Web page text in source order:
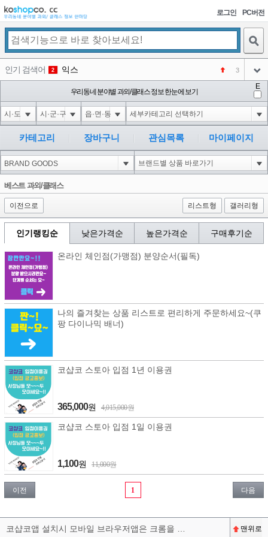
로그인 PC버전
인기 검색어 2 익스 3
미끄럼방지
아이콘
4 대성설렁탕
아이콘
5
아이콘
1
6 강남면옥
아이콘
NEW
코샵
우리동네 분야별 과외/클래스 정보 한눈에 보기
E
카테고리 장바구니 관심목록 마이페이지
베스트 과외/클래스
이전으로 리스트형 갤러리형
인기랭킹순 낮은가격순 높은가격순 구매후기순
온라인 체인점(가맹점) 분양순서(필독)
나의 즐겨찾는 상품 리스트로 편리하게 주문하세요~(쿠
팡 다이나믹 배너)
코샵코 스토아 입점 1년 이용권
365,000원 4,015,000원
코샵코 스토아 입점 1일 이용권
1,100원 11,000원
이전 1 다음
맨위로